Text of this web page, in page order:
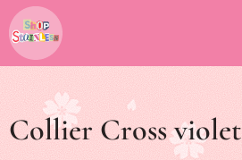
Collier Cross violet